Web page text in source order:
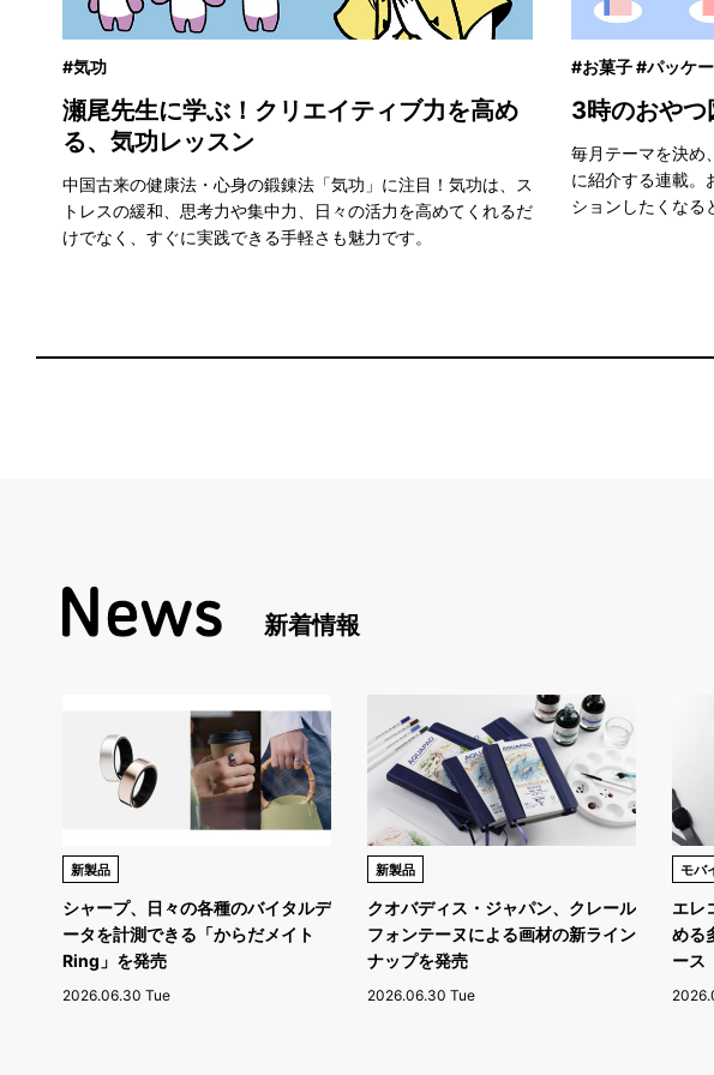
#気功
瀬尾先生に学ぶ！クリエイティブ力を高め
る、気功レッスン
中国古来の健康法・心身の鍛錬法「気功」に注目！気功は、ス
トレスの緩和、思考力や集中力、日々の活力を高めてくれるだ
けでなく、すぐに実践できる手軽さも魅力です。
#お菓子 #パッケ
3時のおやつ
毎月テーマを決め
に紹介する連載。
ションしたくなる
新着情報
新製品
シャープ、日々の各種のバイタルデ
ータを計測できる「からだメイト
Ring」を発売
2026.06.30 Tue
新製品
クオバディス・ジャパン、クレール
フォンテーヌによる画材の新ライン
ナップを発売
2026.06.30 Tue
モバ
エレ
める
ース